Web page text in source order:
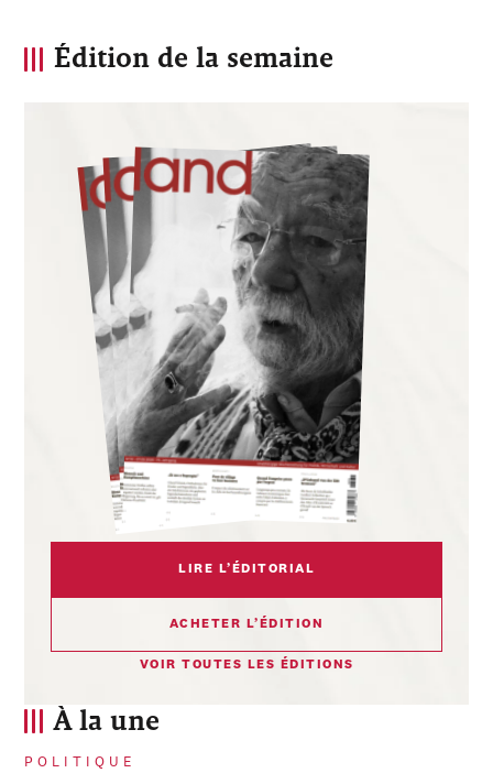
À la une
POLITIQUE
Édition de la semaine
LIRE L’ÉDITORIAL
ACHETER L’ÉDITION
VOIR TOUTES LES ÉDITIONS